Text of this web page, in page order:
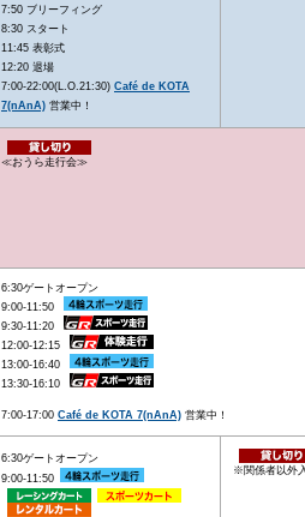
7:50 ブリーフィング
8:30 スタート
11:45 表彰式
12:20 退場
7:00-22:00(L.O.21:30) Café de KOTA
7(nAnA) 営業中！
≪おうら走行会≫
6:30ゲートオープン
9:00-11:50
9:30-11:20
12:00-12:15
13:00-16:40
13:30-16:10
7:00-17:00 Café de KOTA 7(nAnA) 営業中！
6:30ゲートオープン
9:00-11:50
※関係者以外